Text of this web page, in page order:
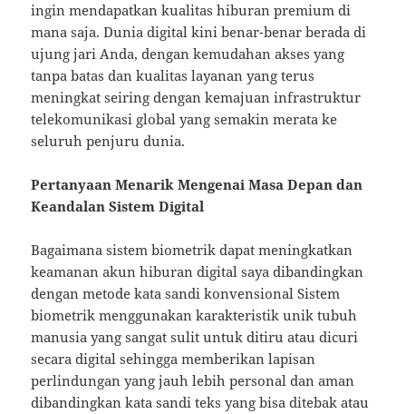
ingin mendapatkan kualitas hiburan premium di
mana saja. Dunia digital kini benar-benar berada di
ujung jari Anda, dengan kemudahan akses yang
tanpa batas dan kualitas layanan yang terus
meningkat seiring dengan kemajuan infrastruktur
telekomunikasi global yang semakin merata ke
seluruh penjuru dunia.
Pertanyaan Menarik Mengenai Masa Depan dan
Keandalan Sistem Digital
Bagaimana sistem biometrik dapat meningkatkan
keamanan akun hiburan digital saya dibandingkan
dengan metode kata sandi konvensional Sistem
biometrik menggunakan karakteristik unik tubuh
manusia yang sangat sulit untuk ditiru atau dicuri
secara digital sehingga memberikan lapisan
perlindungan yang jauh lebih personal dan aman
dibandingkan kata sandi teks yang bisa ditebak atau